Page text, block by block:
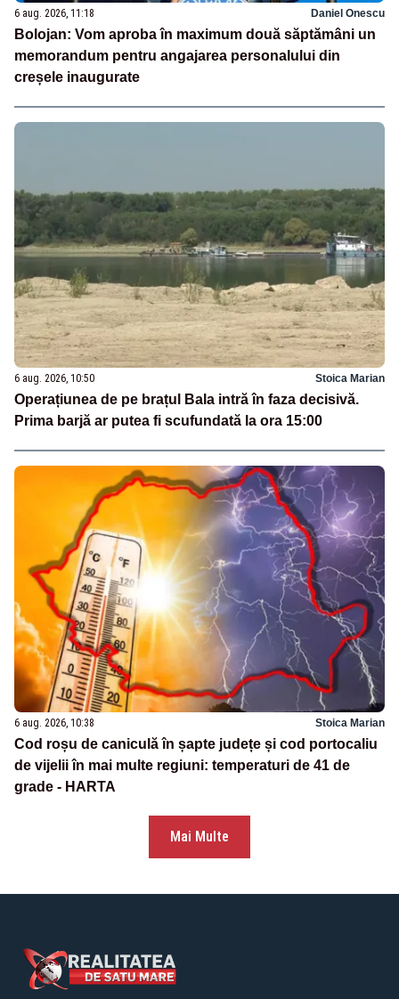
6 aug. 2026, 11:18 Daniel Onescu
Bolojan: Vom aproba în maximum două săptămâni un
memorandum pentru angajarea personalului din
creșele inaugurate
6 aug. 2026, 10:50 Stoica Marian
Operațiunea de pe brațul Bala intră în faza decisivă.
Prima barjă ar putea fi scufundată la ora 15:00
6 aug. 2026, 10:38 Stoica Marian
Cod roșu de caniculă în șapte județe și cod portocaliu
de vijelii în mai multe regiuni: temperaturi de 41 de
grade - HARTA
Mai Multe